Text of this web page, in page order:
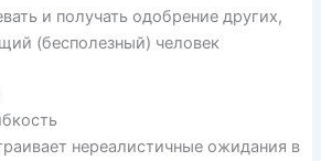
и получать одобрение других,
(бесполезный) человек
нереалистичные ожидания в